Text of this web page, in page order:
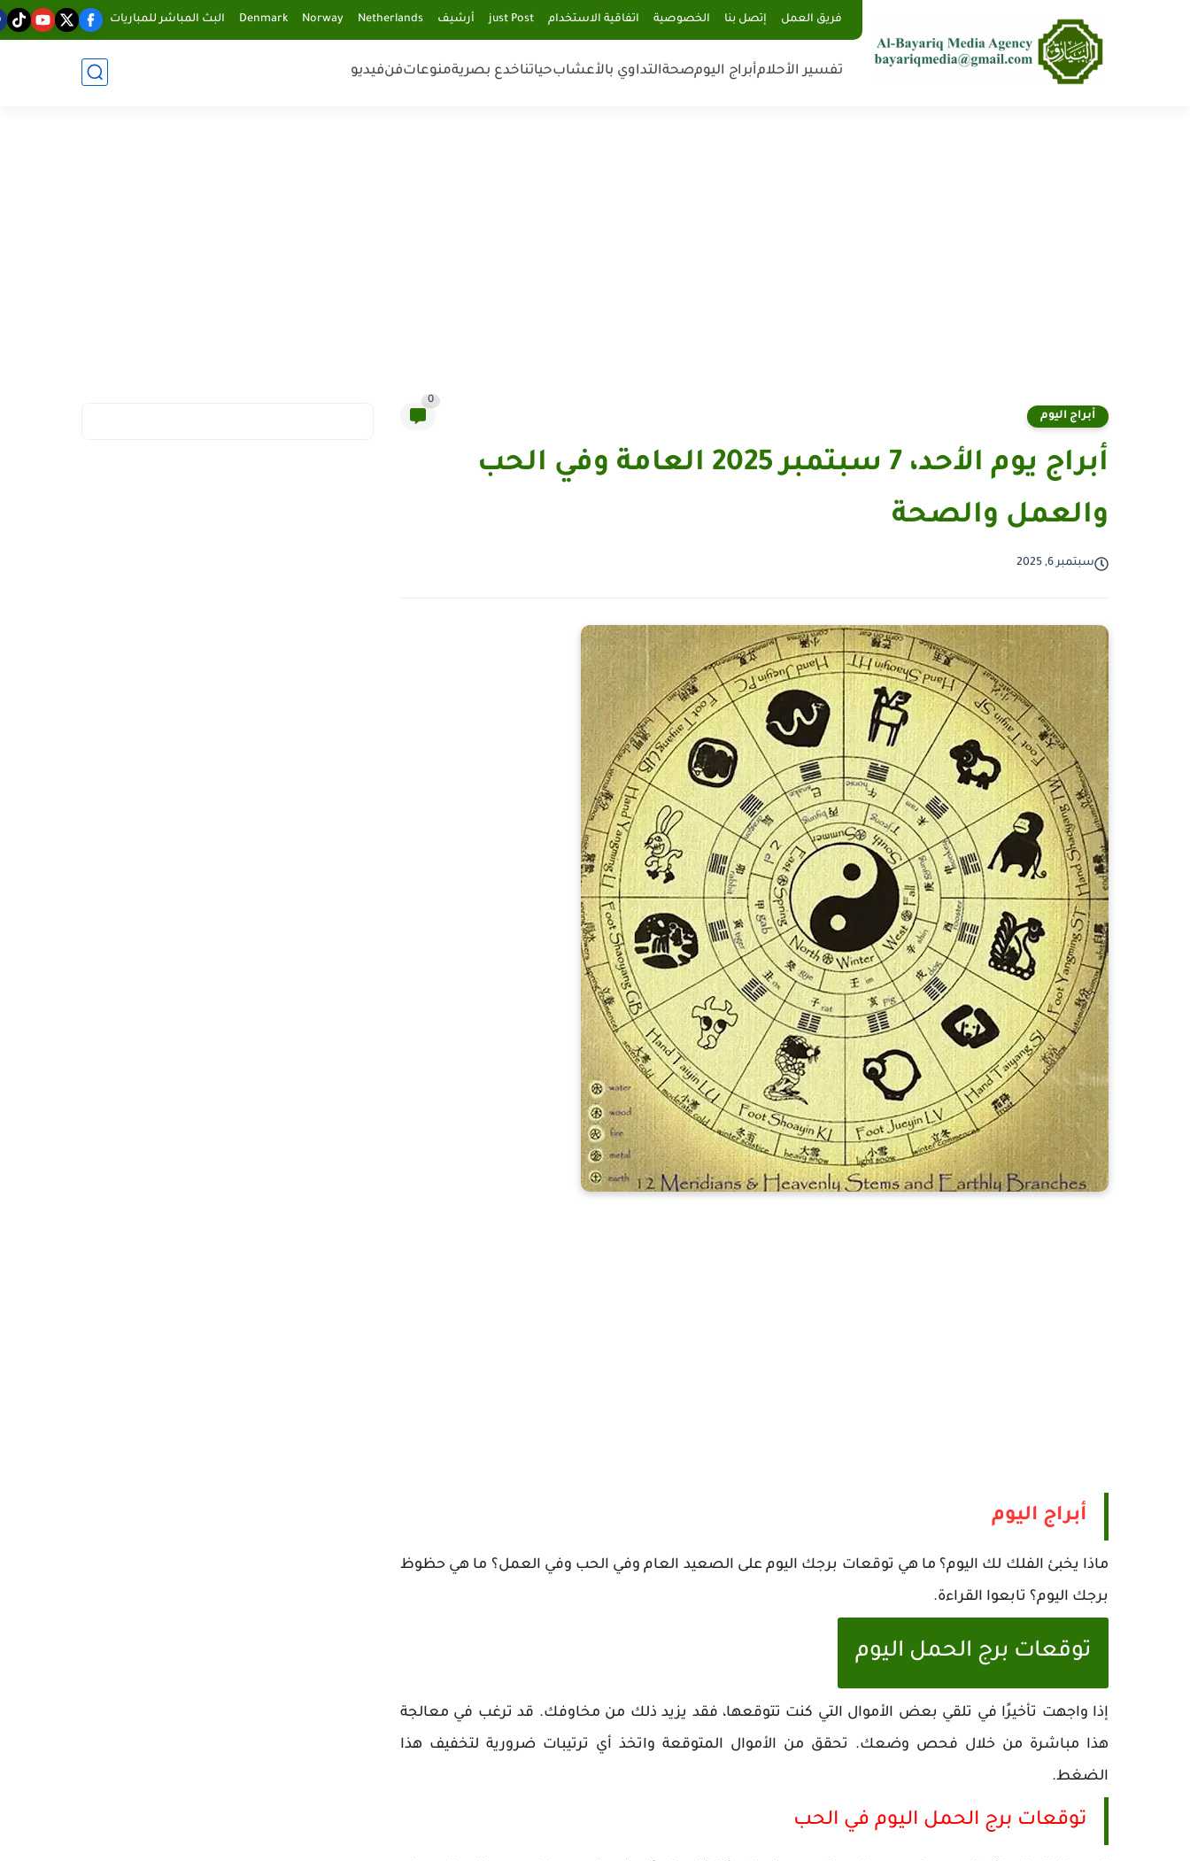
فريق العمل إتصل بنا الخصوصية اتفاقية الاستخدام just Post أرشيف Netherlands
Norway
Denmark البث المباشر للمباريات
تفسير الأحلامأبراج اليومصحةالتداوي بالأعشابحياتناخدع بصريةمنوعاتفنفيديو
أبراج اليوم
0
أبراج يوم الأحد، 7 سبتمبر 2025 العامة وفي الحب
والعمل والصحة
سبتمبر 6, 2025
أبراج اليوم
ماذا يخبئ الفلك لك اليوم؟ ما هي توقعات برجك اليوم على الصعيد العام وفي الحب وفي العمل؟ ما هي حظوظ
برجك اليوم؟ تابعوا القراءة.
توقعات برج الحمل اليوم
إذا واجهت تأخيرًا في تلقي بعض الأموال التي كنت تتوقعها، فقد يزيد ذلك من مخاوفك. قد ترغب في معالجة
هذا مباشرة من خلال فحص وضعك. تحقق من الأموال المتوقعة واتخذ أي ترتيبات ضرورية لتخفيف هذا
الضغط.
توقعات برج الحمل اليوم في الحب